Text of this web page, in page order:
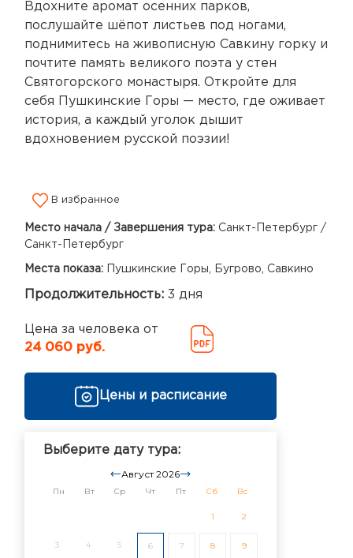
Вдохните аромат осенних парков,
послушайте шёпот листьев под ногами,
поднимитесь на живописную Савкину горку и
почтите память великого поэта у стен
Святогорского монастыря. Откройте для
себя Пушкинские Горы — место, где оживает
история, а каждый уголок дышит
вдохновением русской поэзии!
В избранное
Место начала / Завершения тура: Санкт-Петербург /
Санкт-Петербург
Места показа: Пушкинские Горы, Бугрово, Савкино
Продолжительность: 3 дня
Цена за человека от
24 060 руб.
Цены и расписание
Выберите дату тура:
Август 2026
Пн Вт Ср Чт Пт Сб Вс
1 2
3 4 5 6 7 8 9